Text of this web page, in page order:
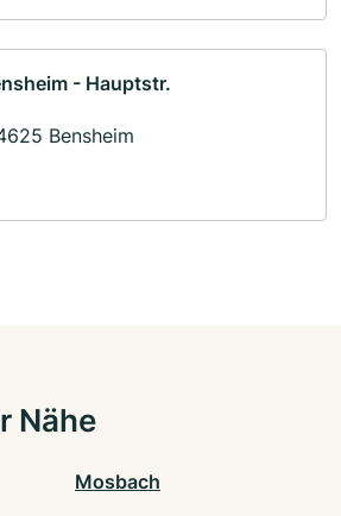
- Hauptstr.
Bensheim
Nähe
Mosbach